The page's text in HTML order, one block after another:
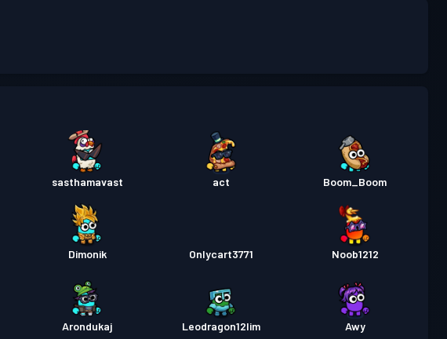
戰鬥通行證
戰鬥通行證 等級 26
sasthamavast act Boom_Boom
Dimonik Onlycart3771 Noob1212
Arondukaj Leodragon12lim Awy